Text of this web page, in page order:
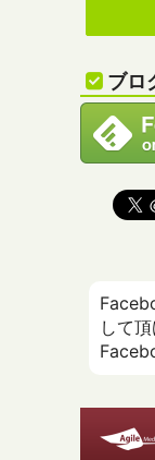
ブロ
して